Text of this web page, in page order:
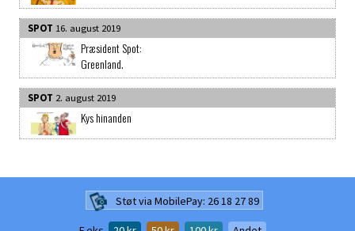
SPOT 16. august 2019
Præsident Spot:
Greenland.
SPOT 2. august 2019
Kys hinanden
Støt via MobilePay: 26 18 27 89